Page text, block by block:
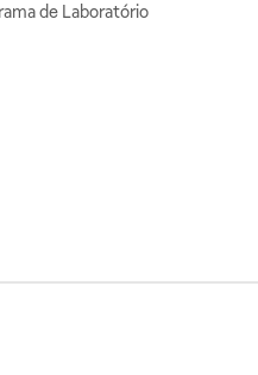
de Laboratório